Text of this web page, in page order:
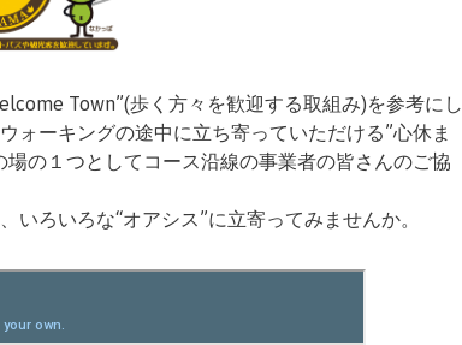
Town”(歩く方々を歓迎する取組み)を参考にし
ォーキングの途中に立ち寄っていただける”心休ま
の１つとしてコース沿線の事業者の皆さんのご協
ろいろな“オアシス”に立寄ってみませんか。